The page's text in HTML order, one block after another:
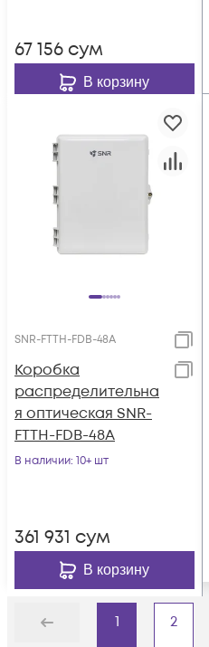
67 156 сум
В корзину
SNR-FTTH-FDB-48A
Коробка
распределительна
я оптическая SNR-
FTTH-FDB-48A
В наличии: 10+ шт
361 931 сум
В корзину
Назад
1 2